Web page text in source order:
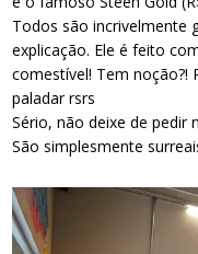
Todos são incrivelmente
explicação. Ele é feito
comestível! Tem
paladar rsrs
Sério, não deixe de pedir
São simplesmente